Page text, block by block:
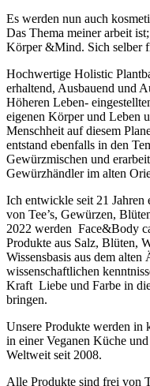
Es werden nun auch
Das Thema meiner arbeit
Körper &Mind. Sich selber
Hochwertige Holistic
erhaltend, Ausbauend und
Höheren Leben-
eigenen Körper und Leben
Menschheit auf diesem
entstand ebenfalls in den
Gewürzmischen und
Gewürzhändler im alten
Ich entwickle seit 21
von Tee’s, Gewürzen,
2022 werden Face&Body
Produkte aus Salz, Blüten,
Wissensbasis aus dem
wissenschaftlichen
Kraft Liebe und Farbe in
bringen.
Unsere Produkte werden in
in einer Veganen Küche
Weltweit seit 2008.
Alle Produkte sind frei von